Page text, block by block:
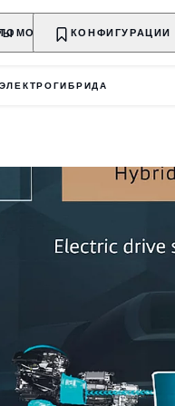
ВЛАДЕЛЬЦАМ
КОНФИГУРАЦИИ